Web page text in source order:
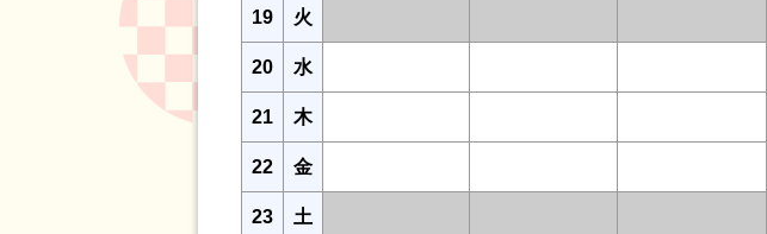
19 火
20 水
21 木
22 金
23 土